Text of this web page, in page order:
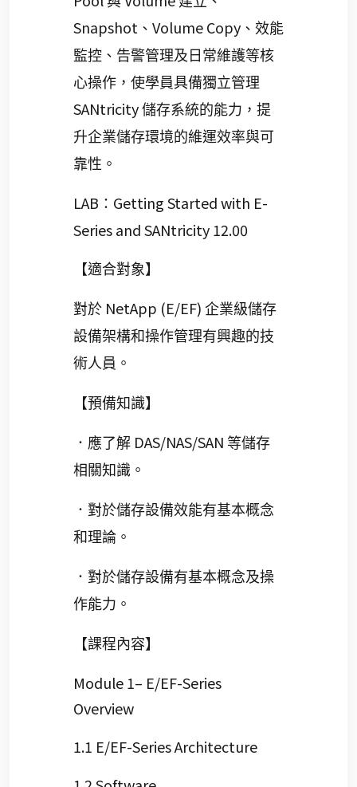
Snapshot 、 Volume Copy 、效能
監控、告警管理及日常維護等核
心操作，使學員具備獨立管理
SANtricity 儲存系統的能力，提
升企業儲存環境的維運效率與可
靠性。
LAB ： Getting Started with E-
Series and SANtricity 12.00
【適合對象】
對於 NetApp (E/EF) 企業級儲存
設備架構和操作管理有興趣的技
術人員。
【預備知識】
．應了解 DAS/NAS/SAN 等儲存
相關知識。
．對於儲存設備效能有基本概念
和理論。
．對於儲存設備有基本概念及操
作能力。
【課程內容】
Module 1– E/EF-Series
Overview
1.1 E/EF-Series Architecture